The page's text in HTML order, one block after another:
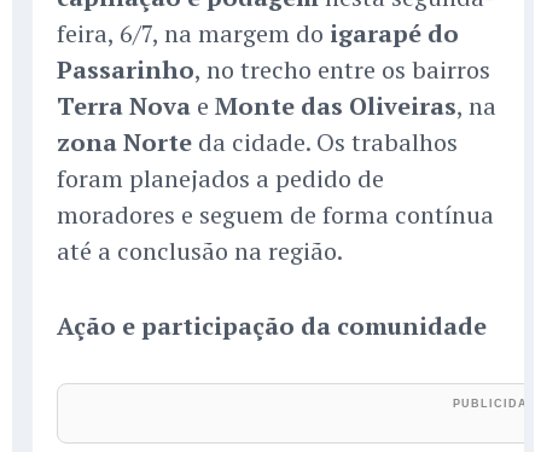
feira, 6/7, na margem do igarapé do
Passarinho, no trecho entre os bairros
Terra Nova e Monte das Oliveiras, na
zona Norte da cidade. Os trabalhos
foram planejados a pedido de
moradores e seguem de forma contínua
até a conclusão na região.
Ação e participação da comunidade